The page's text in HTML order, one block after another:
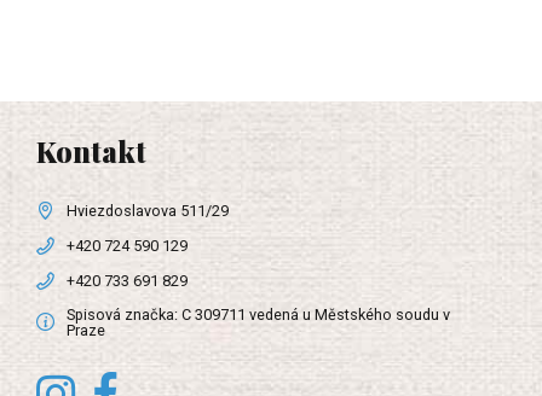
Kontakt
Hviezdoslavova 511/29
+420 724 590 129
+420 733 691 829
Spisová značka: C 309711 vedená u Městského soudu v
Praze